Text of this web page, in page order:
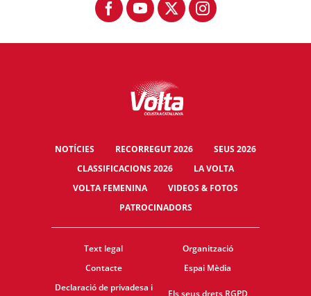
NOTÍCIES RECORREGUT 2026
SEUS 2026
CLASSIFICACIONS 2026
LA VOLTA
VOLTA FEMENINA
VIDEOS & FOTOS
PATROCINADORS
Text legal
Organització
Contacte
Espai Mèdia
Declaració de privadesa i
Els seus drets RGPD